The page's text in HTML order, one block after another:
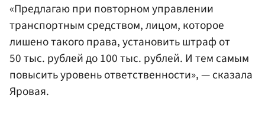
«Предлагаю при повторном управлении
транспортным средством, лицом, которое
лишено такого права, установить штраф от
50 тыс. рублей до 100 тыс. рублей. И тем самым
повысить уровень ответственности», — сказала
Яровая.